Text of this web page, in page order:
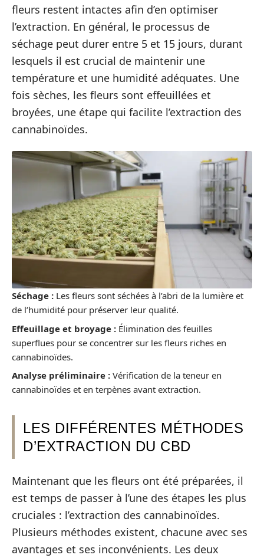
fleurs restent intactes afin d’en optimiser
l’extraction. En général, le processus de
séchage peut durer entre 5 et 15 jours, durant
lesquels il est crucial de maintenir une
température et une humidité adéquates. Une
fois sèches, les fleurs sont effeuillées et
broyées, une étape qui facilite l’extraction des
cannabinoïdes.
Séchage : Les fleurs sont séchées à l’abri de la lumière et
de l’humidité pour préserver leur qualité.
Effeuillage et broyage : Élimination des feuilles
superflues pour se concentrer sur les fleurs riches en
cannabinoïdes.
Analyse préliminaire : Vérification de la teneur en
cannabinoïdes et en terpènes avant extraction.
LES DIFFÉRENTES MÉTHODES
D’EXTRACTION DU CBD
Maintenant que les fleurs ont été préparées, il
est temps de passer à l’une des étapes les plus
cruciales : l’extraction des cannabinoïdes.
Plusieurs méthodes existent, chacune avec ses
avantages et ses inconvénients. Les deux